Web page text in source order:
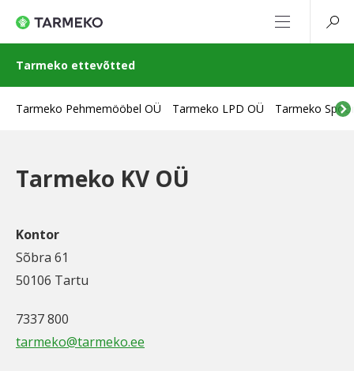
Tarmeko ettevõtted
Tarmeko Pehmemööbel OÜ Tarmeko LPD OÜ Tarmeko
Tarmeko KV OÜ
Kontor
Sõbra 61
50106 Tartu
7337 800
tarmeko@tarmeko.ee